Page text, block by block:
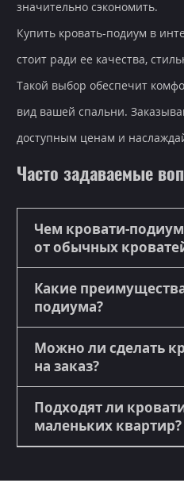
значительно сэкономить.
Купить кровать-подиум в
стоит ради ее качества,
Такой выбор обеспечит
вид вашей спальни.
доступным ценам и
Часто задаваемые
Чем кровати-
от обычных
Какие
подиума?
Можно ли сделать
на заказ?
Подходят ли
маленьких квартир?